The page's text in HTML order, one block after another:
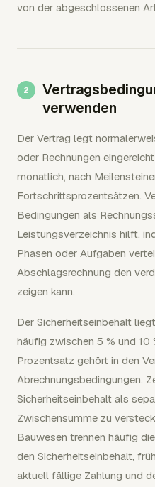
von der abgeschlossenen
verwenden
Der Vertrag legt
oder Rechnungen
monatlich, nach
Fortschrittsprozentsätzen.
Bedingungen als
Leistungsverzeichnis hilft,
Phasen oder Aufgaben
Abschlagsrechnung den
zeigen kann.
Der Sicherheitseinbehalt
häufig zwischen 5 % und 10
Prozentsatz gehört in den
Abrechnungsbedingungen.
Sicherheitseinbehalt als
Zwischensumme zu
Bauwesen trennen häufig
den Sicherheitseinbehalt,
aktuell fällige Zahlung und